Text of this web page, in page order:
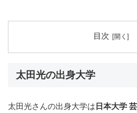
目次
太田光の出身大学
太田光さんの出身大学は 日本大学